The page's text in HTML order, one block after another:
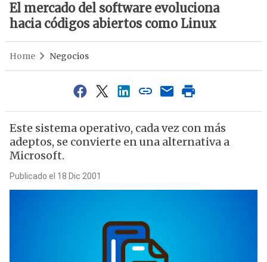
El mercado del software evoluciona
hacia códigos abiertos como Linux
Home Negocios
Este sistema operativo, cada vez con más
adeptos, se convierte en una alternativa a
Microsoft.
Publicado el 18 Dic 2001